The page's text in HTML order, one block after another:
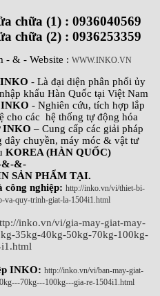
chữa (1) : 0936040569
chữa (2) : 0936253359
- & - Website : WWW.INKO.VN
- Là đại diện phân phối ủy
khẩu Hàn Quốc tại Việt Nam
- Nghiên cứu, tích hợp lắp
cho các hệ thống tự động hóa
INKO – Cung cấp các giải pháp
chuyền, máy móc & vật tư
KOREA (HÀN QUỐC)
&-
SẢN PHẨM TẠI.
công nghiệp: http://inko.vn/vi/thiet-bi-
va-quy-trinh-giat-la-1504i1.html
inko.vn/vi/gia-may-giat-may-
35kg-40kg-50kg-70kg-100kg-
INKO: http://inko.vn/vi/ban-may-giat-
70kg---100kg---gia-re-1504i1.html